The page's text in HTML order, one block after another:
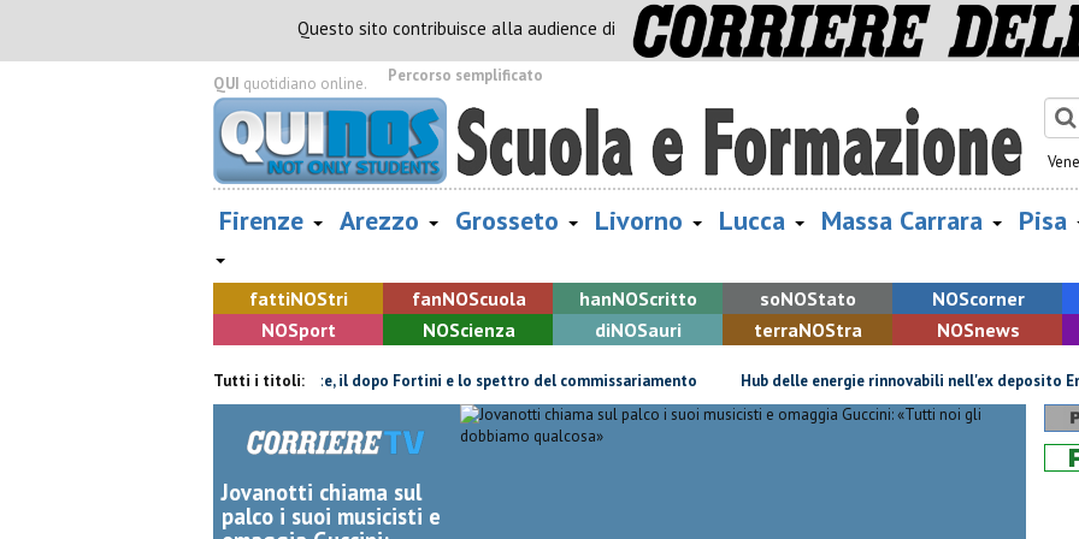
Questo sito contribuisce alla audience di
QUI quotidiano online. Percorso semplificato
Firenze Arezzo Grosseto Livorno Lucca Massa Carrara Pisa
fattiNOStri fanNOScuola hanNOScritto soNOStato NOScorner
NOSport NOScienza diNOSauri terraNOStra NOSnews
Tutti i titoli:
Retiambiente, il dopo Fortini e lo spettro del commissariamento Hub delle energie rinnovabili nell'ex deposito Eni
Jovanotti chiama sul
palco i suoi musicisti e